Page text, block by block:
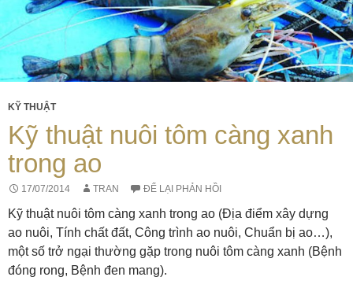
KỸ THUẬT
Kỹ thuật nuôi tôm càng xanh
trong ao
17/07/2014 TRAN ĐỂ LẠI PHẢN HỒI
Kỹ thuật nuôi tôm càng xanh trong ao (Địa điểm xây dựng
ao nuôi, Tính chất đất, Công trình ao nuôi, Chuẩn bị ao…),
một số trở ngại thường gặp trong nuôi tôm càng xanh (Bệnh
đóng rong, Bệnh đen mang).